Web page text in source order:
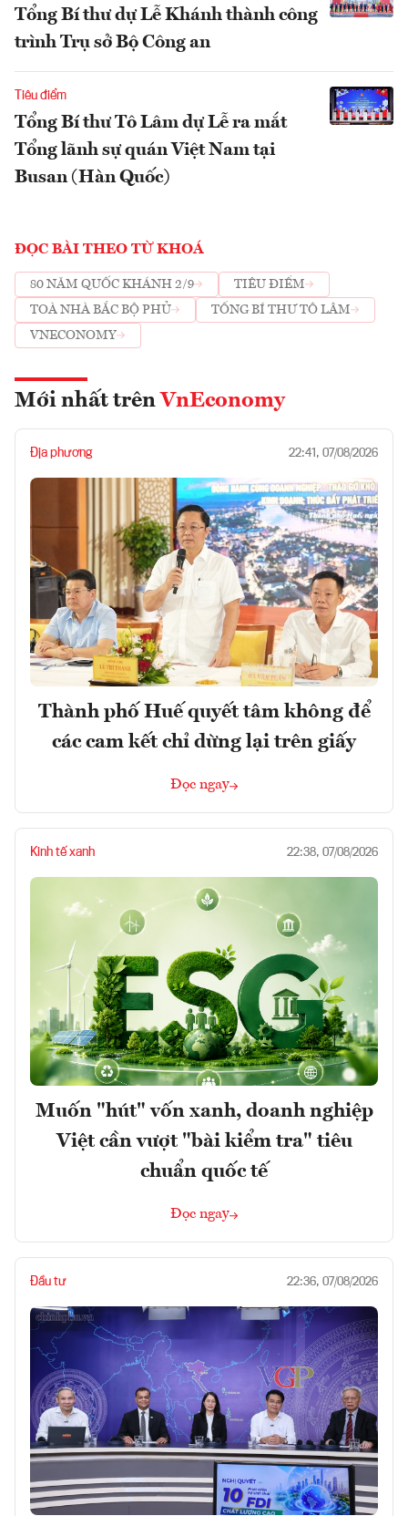
Tổng Bí thư dự Lễ Khánh thành công
trình Trụ sở Bộ Công an
Tiêu điểm
Tổng Bí thư Tô Lâm dự Lễ ra mắt
Tổng lãnh sự quán Việt Nam tại
Busan (Hàn Quốc)
ĐỌC BÀI THEO TỪ KHOÁ
80 NĂM QUỐC KHÁNH 2/9
TIÊU ĐIỂM
TOÀ NHÀ BẮC BỘ PHỦ
TỔNG BÍ THƯ TÔ LÂM
VNECONOMY
Mới nhất trên VnEconomy
Địa phương 22:41, 07/08/2026
Thành phố Huế quyết tâm không để
các cam kết chỉ dừng lại trên giấy
Đọc ngay
Kinh tế xanh 22:38, 07/08/2026
Muốn "hút" vốn xanh, doanh nghiệp
Việt cần vượt "bài kiểm tra" tiêu
chuẩn quốc tế
Đọc ngay
Đầu tư 22:36, 07/08/2026